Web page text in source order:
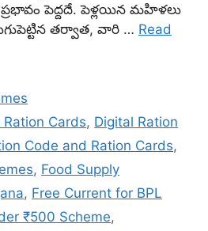
పెద్దదే. పెళ్లయిన మహిళలు
తర్వాత, వారి … Read
Ration Cards, Digital Ration
Code and Ration Cards,
, Food Supply
, Free Current for BPL
₹500 Scheme,